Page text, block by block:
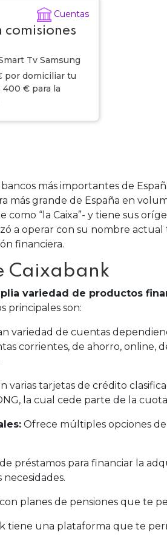
Cuentas
comisiones
Tv Samsung
por domiciliar tu
€ para la
más importantes de
más grande de España en
“la Caixa”- y tiene sus
a operar con su nombre
financiera.
Caixabank
variedad de productos
principales son:
variedad de cuentas
corrientes, de ahorro, online,
varias tarjetas de crédito
la cual cede parte de la
Ofrece múltiples opciones
préstamos para financiar la
planes de pensiones que te
tiene una plataforma que te